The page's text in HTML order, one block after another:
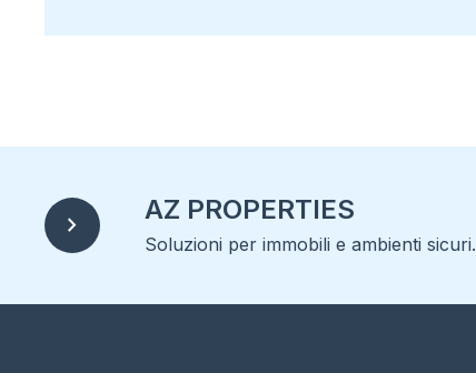
chevron_right AZ PROPERTIES
Soluzioni per immobili e ambienti sicuri.